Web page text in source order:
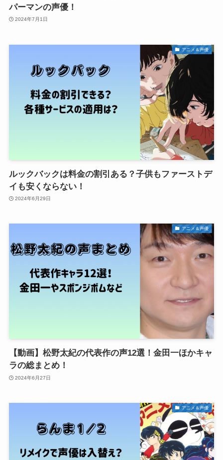
パーマンの声優！
2024年7月1日
アニメ＆声優
ルックバックは料金の割引ある？子供もファーストデ
イも安くならない！
2024年6月29日
アニメ＆声優
【動画】松野太紀の代表作の声12選！金田一ほかキャ
ラの総まとめ！
2024年6月27日
アニメ＆声優